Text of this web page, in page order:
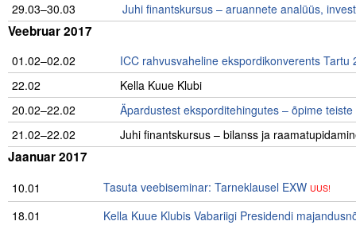
29.03–30.03
Juhi finantskursus – aruannete analüüs,
Veebruar 2017
01.02–02.02
ICC rahvusvaheline ekspordikonverents Tartu
22.02
Kella Kuue Klubi
20.02–22.02
Äpardustest eksporditehingutes – õpime
21.02–22.02
Juhi finantskursus – bilanss ja
Jaanuar 2017
10.01 Tasuta veebiseminar: Tarneklausel EXW UUS!
18.01
Kella Kuue Klubis Vabariigi Presidendi